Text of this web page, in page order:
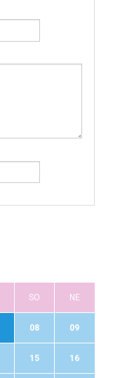
SO NE
08 09
15 16